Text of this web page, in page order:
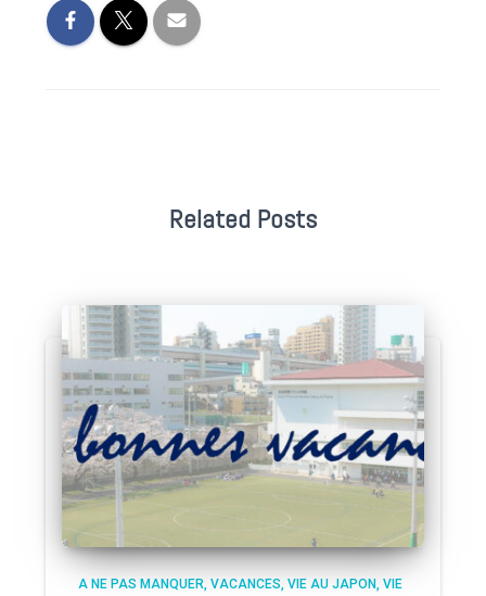
Related Posts
A NE PAS MANQUER VACANCES VIE AU JAPON VIE